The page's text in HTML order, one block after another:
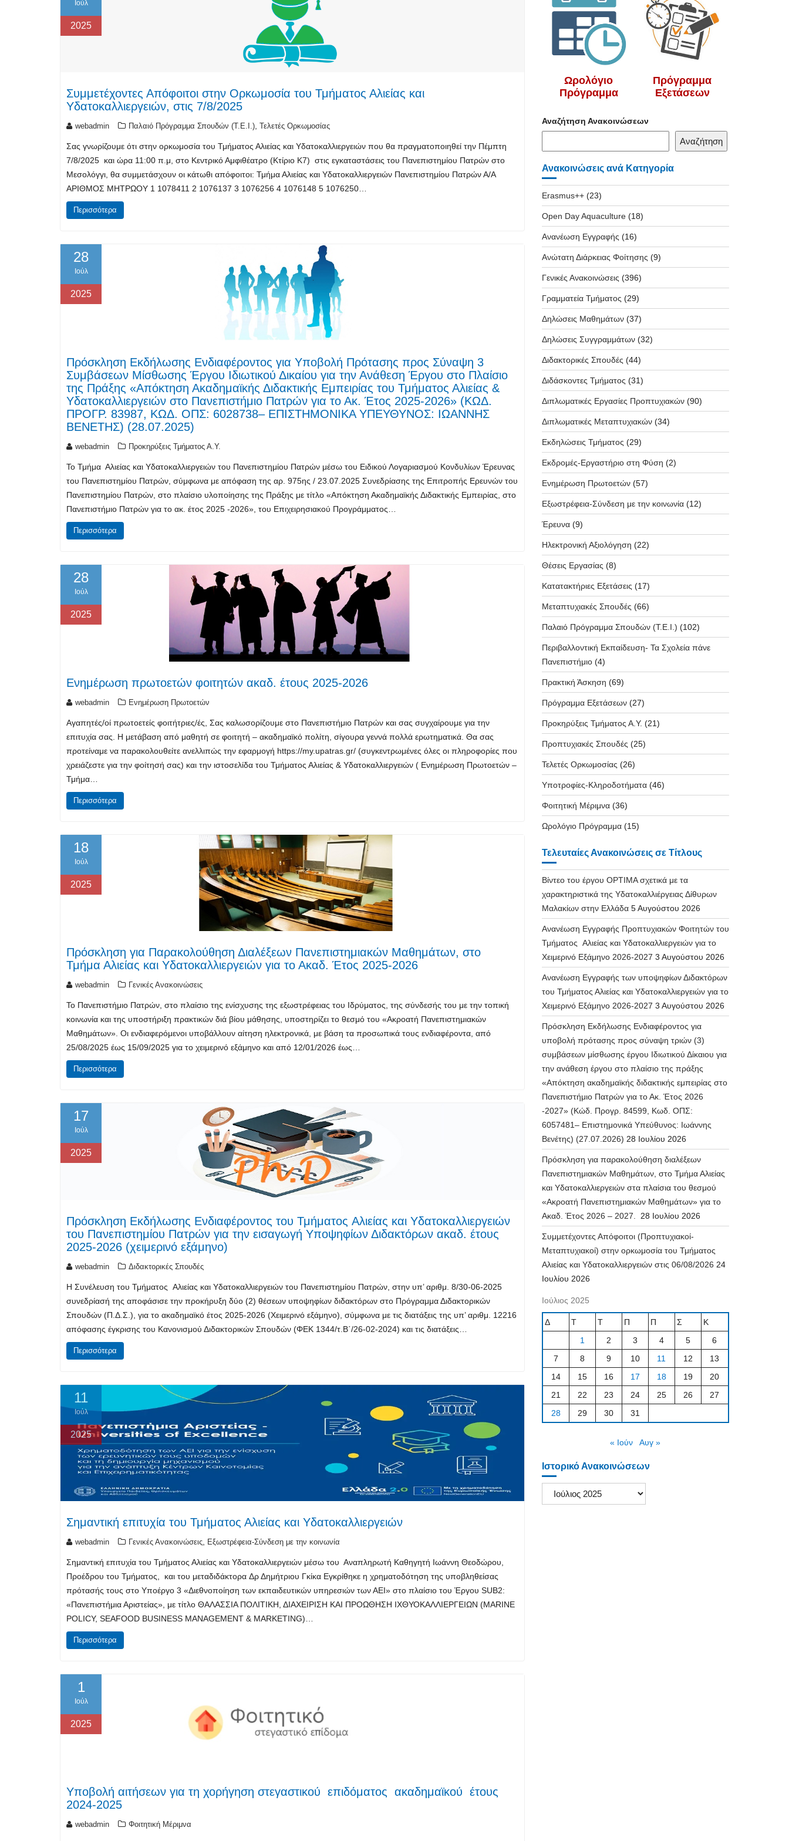
Ιούλ
2025
Συμμετέχοντες Απόφοιτοι στην Ορκωμοσία του Τμήματος Αλιείας και
Υδατοκαλλιεργειών, στις 7/8/2025
webadmin Παλαιό Πρόγραμμα Σπουδών (T.E.I.), Τελετές Ορκωμοσίας
Σας γνωρίζουμε ότι στην ορκωμοσία του Τμήματος Αλιείας και Υδατοκαλλιεργειών που θα πραγματοποιηθεί την Πέμπτη
7/8/2025 και ώρα 11:00 π.μ, στο Κεντρικό Αμφιθέατρο (Κτίριο Κ7) στις εγκαταστάσεις του Πανεπιστημίου Πατρών στο
Μεσολόγγι, θα συμμετάσχουν οι κάτωθι απόφοιτοι: Τμήμα Αλιείας και Υδατοκαλλιεργειών Πανεπιστημίου Πατρών Α/Α
ΑΡΙΘΜΟΣ ΜΗΤΡΩΟΥ 1 1078411 2 1076137 3 1076256 4 1076148 5 1076250…
Περισσότερα
28
Ιούλ
2025
Πρόσκληση Εκδήλωσης Ενδιαφέροντος για Υποβολή Πρότασης προς Σύναψη 3
Συμβάσεων Μίσθωσης Έργου Ιδιωτικού Δικαίου για την Ανάθεση Έργου στο Πλαίσιο
της Πράξης «Απόκτηση Ακαδημαϊκής Διδακτικής Εμπειρίας του Τμήματος Αλιείας &
Υδατοκαλλιεργειών στο Πανεπιστήμιο Πατρών για το Ακ. Έτος 2025-2026» (ΚΩΔ.
ΠΡΟΓΡ. 83987, ΚΩΔ. ΟΠΣ: 6028738– ΕΠΙΣΤΗΜΟΝΙΚΑ ΥΠΕΥΘΥΝΟΣ: ΙΩΑΝΝΗΣ
ΒΕΝΕΤΗΣ) (28.07.2025)
webadmin Προκηρύξεις Τμήματος Α.Υ.
Το Τμήμα Αλιείας και Υδατοκαλλιεργειών του Πανεπιστημίου Πατρών μέσω του Ειδικού Λογαριασμού Κονδυλίων Έρευνας
του Πανεπιστημίου Πατρών, σύμφωνα με απόφαση της αρ. 975ης / 23.07.2025 Συνεδρίασης της Επιτροπής Ερευνών του
Πανεπιστημίου Πατρών, στο πλαίσιο υλοποίησης της Πράξης με τίτλο «Απόκτηση Ακαδημαϊκής Διδακτικής Εμπειρίας, στο
Πανεπιστήμιο Πατρών για το ακ. έτος 2025 -2026», του Επιχειρησιακού Προγράμματος…
Περισσότερα
28
Ιούλ
2025
Ενημέρωση πρωτοετών φοιτητών ακαδ. έτους 2025-2026
webadmin Ενημέρωση Πρωτοετών
Αγαπητές/οί πρωτοετείς φοιτήτριες/ές, Σας καλωσορίζoυμε στο Πανεπιστήμιο Πατρών και σας συγχαίρουμε για την
επιτυχία σας. Η μετάβαση από μαθητή σε φοιτητή – ακαδημαϊκό πολίτη, σίγουρα γεννά πολλά ερωτηματικά. Θα σας
προτείναμε να παρακολουθείτε ανελλιπώς την εφαρμογή https://my.upatras.gr/ (συγκεντρωμένες όλες οι πληροφορίες που
χρειάζεστε για την φοίτησή σας) και την ιστοσελίδα του Τμήματος Αλιείας & Υδατοκαλλιεργειών ( Ενημέρωση Πρωτοετών –
Τμήμα…
Περισσότερα
18
Ιούλ
2025
Πρόσκληση για Παρακολούθηση Διαλέξεων Πανεπιστημιακών Μαθημάτων, στο
Τμήμα Αλιείας και Υδατοκαλλιεργειών για το Ακαδ. Έτος 2025-2026
webadmin Γενικές Ανακοινώσεις
Το Πανεπιστήμιο Πατρών, στο πλαίσιο της ενίσχυσης της εξωστρέφειας του Ιδρύματος, της σύνδεσής του με την τοπική
κοινωνία και της υποστήριξη πρακτικών διά βίου μάθησης, υποστηρίζει το θεσμό του «Ακροατή Πανεπιστημιακών
Μαθημάτων». Οι ενδιαφερόμενοι υποβάλλουν αίτηση ηλεκτρονικά, με βάση τα προσωπικά τους ενδιαφέροντα, από
25/08/2025 έως 15/09/2025 για το χειμερινό εξάμηνο και από 12/01/2026 έως…
Περισσότερα
17
Ιούλ
2025
Πρόσκληση Εκδήλωσης Ενδιαφέροντος του Τμήματος Αλιείας και Υδατοκαλλιεργειών
του Πανεπιστημίου Πατρών για την εισαγωγή Υποψηφίων Διδακτόρων ακαδ. έτους
2025-2026 (χειμερινό εξάμηνο)
webadmin Διδακτορικές Σπουδές
Η Συνέλευση του Τμήματος Αλιείας και Υδατοκαλλιεργειών του Πανεπιστημίου Πατρών, στην υπ’ αριθμ. 8/30-06-2025
συνεδρίασή της αποφάσισε την προκήρυξη δύο (2) θέσεων υποψηφίων διδακτόρων στο Πρόγραμμα Διδακτορικών
Σπουδών (Π.Δ.Σ.), για το ακαδημαϊκό έτος 2025-2026 (Xειμερινό εξάμηνο), σύμφωνα με τις διατάξεις της υπ’ αριθμ. 12216
απόφασης έγκρισης του Κανονισμού Διδακτορικών Σπουδών (ΦΕΚ 1344/τ.Β΄/26-02-2024) και τις διατάξεις…
Περισσότερα
11
Ιούλ
2025
Σημαντική επιτυχία του Τμήματος Αλιείας και Υδατοκαλλιεργειών
webadmin Γενικές Ανακοινώσεις Εξωστρέφεια-Σύνδεση με την κοινωνία
Σημαντική επιτυχία του Τμήματος Αλιείας και Υδατοκαλλιεργειών μέσω του Αναπληρωτή Καθηγητή Ιωάννη Θεοδώρου,
Προέδρου του Τμήματος, και του μεταδιδάκτορα Δρ Δημήτριου Γκίκα Εγκρίθηκε η χρηματοδότηση της υποβληθείσας
πρότασής τους στο Υποέργο 3 «Διεθνοποίηση των εκπαιδευτικών υπηρεσιών των ΑΕΙ» στο πλαίσιο του Έργου SUB2:
«Πανεπιστήμια Αριστείας», με τίτλο ΘΑΛΑΣΣΙΑ ΠΟΛΙΤΙΚΗ, ΔΙΑΧΕΙΡΙΣΗ ΚΑΙ ΠΡΟΩΘΗΣΗ ΙΧΘΥΟΚΑΛΛΙΕΡΓΕΙΩΝ (MARINE
POLICY, SEAFOOD BUSINESS MANAGEMENT & MARKETING)…
Περισσότερα
1
Ιούλ
2025
Yποβολή αιτήσεων για τη χορήγηση στεγαστικού επιδόματος ακαδημαϊκού έτους
2024-2025
webadmin Φοιτητική Μέριμνα
Ωρολόγιο
Πρόγραμμα
Πρόγραμμα
Εξετάσεων
Αναζήτηση Ανακοινώσεων
Αναζήτηση
Ανακοινώσεις ανά Κατηγορία
Erasmus++(23)
Open Day Aquaculture(18)
Ανανέωση Εγγραφής (16)
Ανώτατη Διάρκειας Φοίτησης (9)
Γενικές Ανακοινώσεις (396)
Γραμματεία Τμήματος (29)
Δηλώσεις Μαθημάτων(37)
Δηλώσεις Συγγραμμάτων(32)
Διδακτορικές Σπουδές (44)
Διδάσκοντες Τμήματος (31)
Διπλωματικές Εργασίες Προπτυχιακών(90)
Διπλωματικές Μεταπτυχιακών(34)
Εκδηλώσεις Τμήματος (29)
Εκδρομές-Εργαστήριο στη Φύση (2)
Ενημέρωση Πρωτοετών(57)
Εξωστρέφεια-Σύνδεση με την κοινωνία(12)
Έρευνα(9)
Ηλεκτρονική Αξιολόγηση (22)
Θέσεις Εργασίας (8)
Κατατακτήριες Εξετάσεις (17)
Μεταπτυχιακές Σπουδές (66)
Παλαιό Πρόγραμμα Σπουδών (T.E.I.) (102)
Περιβαλλοντική Εκπαίδευση- Τα Σχολεία πάνε
Πανεπιστήμιο(4)
Πρακτική Άσκηση (69)
Πρόγραμμα Εξετάσεων(27)
Προκηρύξεις Τμήματος Α.Υ. (21)
Προπτυχιακές Σπουδές (25)
Τελετές Ορκωμοσίας (26)
Υποτροφίες-Κληροδοτήματα(46)
Φοιτητική Μέριμνα(36)
Ωρολόγιο Πρόγραμμα(15)
Τελευταίες Ανακοινώσεις σε Τίτλους
Βίντεο του έργου OPTIMA σχετικά με τα
χαρακτηριστικά της Υδατοκαλλιέργειας Δίθυρων
Μαλακίων στην Ελλάδα 5 Αυγούστου 2026
Ανανέωση Εγγραφής Προπτυχιακών Φοιτητών του
Τμήματος Αλιείας και Υδατοκαλλιεργειών για το
Χειμερινό Εξάμηνο 2026-2027 3 Αυγούστου 2026
Ανανέωση Εγγραφής των υποψηφίων Διδακτόρων
του Τμήματος Αλιείας και Υδατοκαλλιεργειών για το
Χειμερινό Εξάμηνο 2026-2027 3 Αυγούστου 2026
Πρόσκληση Εκδήλωσης Ενδιαφέροντος για
υποβολή πρότασης προς σύναψη τριών (3)
συμβάσεων μίσθωσης έργου Ιδιωτικού Δίκαιου για
την ανάθεση έργου στο πλαίσιο της πράξης
«Απόκτηση ακαδημαϊκής διδακτικής εμπειρίας στο
Πανεπιστήμιο Πατρών για το Ακ. Έτος 2026
-2027» (Κώδ. Προγρ. 84599, Κωδ. ΟΠΣ:
6057481– Επιστημονικά Υπεύθυνος: Ιωάννης
Βενέτης) (27.07.2026) 28 Ιουλίου 2026
Πρόσκληση για παρακολούθηση διαλέξεων
Πανεπιστημιακών Μαθημάτων, στο Τμήμα Αλιείας
και Υδατοκαλλιεργειών στα πλαίσια του θεσμού
«Ακροατή Πανεπιστημιακών Μαθημάτων» για το
Ακαδ. Έτος 2026 – 2027. 28 Ιουλίου 2026
Συμμετέχοντες Απόφοιτοι (Προπτυχιακοί-
Μεταπτυχιακοί) στην ορκωμοσία του Τμήματος
Αλιείας και Υδατοκαλλιεργειών στις 06/08/2026 24
Ιουλίου 2026
Ιούλιος 2025
Δ Τ Τ Π Π Σ
Κ
1
2 3 4 5
6
7
8 9 10 11 12
13
14
15 16 17 18 19
20
21
22 23 24 25 26
27
28
29 30 31
« Ιούν Αυγ »
Ιστορικό Ανακοινώσεων
Ιστορικό
Ανακοινώσεων